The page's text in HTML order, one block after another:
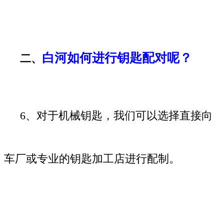
二、 白河如何进行钥匙配对呢？
6、对于机械钥匙，我们可以选择直接向
车厂或专业的钥匙加工店进行配制。